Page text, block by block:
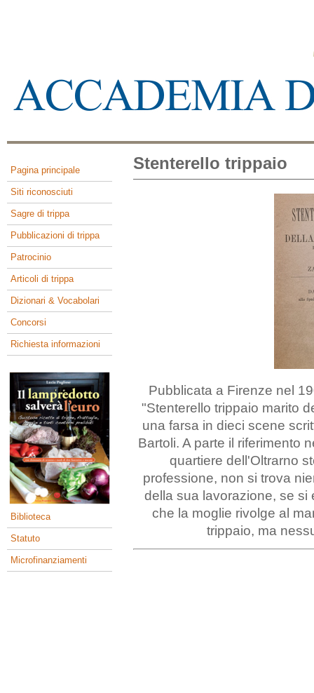
Pagina principale
Siti riconosciuti
Sagre di trippa
Pubblicazioni di trippa
Patrocinio
Articoli di trippa
Dizionari & Vocabolari
Concorsi
Richiesta informazioni
Biblioteca
Statuto
Microfinanziamenti
Stenterello trippaio
Pubblicata a Firenze nel
"Stenterello trippaio marito
una farsa in dieci scene
Bartoli. A parte il riferimento
quartiere dell'Oltrarno
professione, non si trova
della sua lavorazione, se
che la moglie rivolge al
trippaio, ma